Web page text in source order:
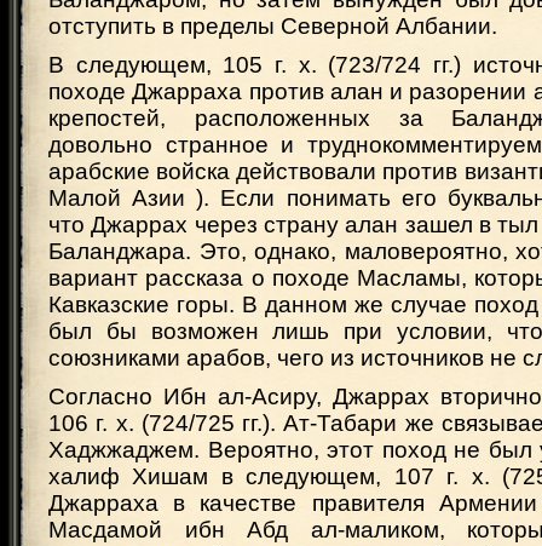
отступить в пределы Северной Албании.
В следующем, 105 г. х. (723/724 гг.)
походе Джарраха против алан и разорении
крепостей, расположенных за
довольно странное и
арабские войска действовали против
Малой Азии ). Если понимать его
что Джаррах через страну алан зашел в
Баланджара. Это, однако, маловероятно,
вариант рассказа о походе Масламы,
Кавказские горы. В данном же случае
был бы возможен лишь при условии,
союзниками арабов, чего из источников не
Согласно Ибн ал-Асиру, Джаррах
106 г. х. (724/725 гг.). Ат-Табари же
Хаджжаджем. Вероятно, этот поход не был
халиф Хишам в следующем, 107 г. х.
Джарраха в качестве правителя
Масдамой ибн Абд ал-маликом,